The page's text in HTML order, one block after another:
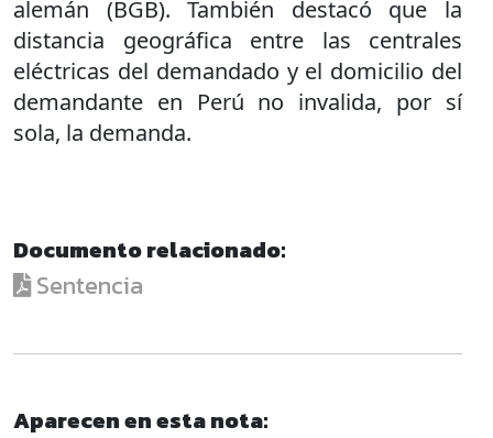
alemán (BGB). También destacó que la
distancia geográfica entre las centrales
eléctricas del demandado y el domicilio del
demandante en Perú no invalida, por sí
sola, la demanda.
Documento relacionado:
Sentencia
Aparecen en esta nota: